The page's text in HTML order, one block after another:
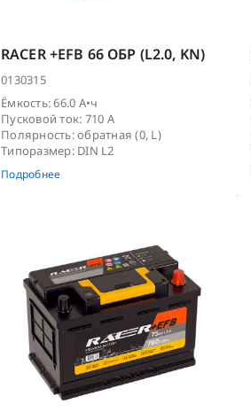
RACER +EFB 66 ОБР (L2.0, KN)
0130315
Ёмкость: 66.0 А•ч
Пусковой ток: 710 А
Полярность: обратная (0, L)
Типоразмер: DIN L2
Подробнее